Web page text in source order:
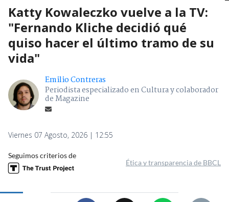
Katty Kowaleczko vuelve a la TV:
"Fernando Kliche decidió qué
quiso hacer el último tramo de su
vida"
Emilio Contreras
Periodista especializado en Cultura y colaborador
de Magazine
Viernes 07 Agosto, 2026 | 12:55
Seguimos criterios de
Ética y transparencia de BBCL